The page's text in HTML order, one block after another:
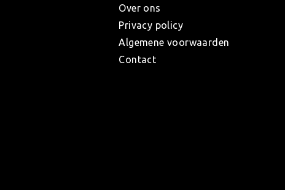
Over ons
Privacy policy
Algemene voorwaarden
Contact